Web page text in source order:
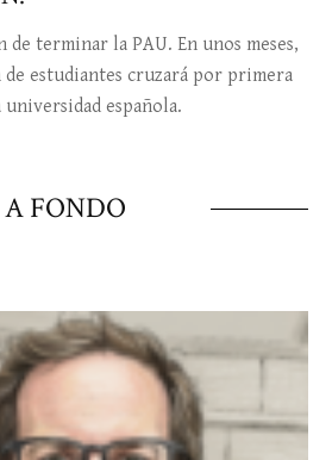
de terminar la PAU. En unos meses,
estudiantes cruzará por primera
española.
A FONDO